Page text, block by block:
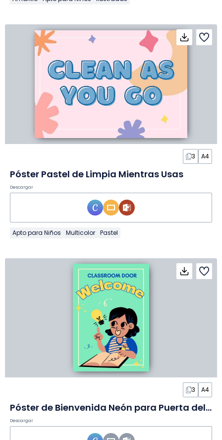
3 A4
Póster Pastel de Limpia Mientras Usas
Descargar
Apto para Niños Multicolor Pastel
3 A4
Póster de Bienvenida Neón para Puerta del Aula en Póster
Descargar